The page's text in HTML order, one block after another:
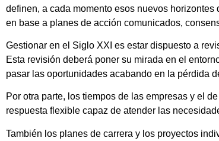
definen, a cada momento esos nuevos
en base a planes de acción comunicados,
Gestionar en el Siglo XXI es estar dispuesto a
Esta revisión deberá poner su mirada en el
pasar las oportunidades acabando en la pérdida
Por otra parte, los tiempos de las empresas y el
respuesta flexible capaz de atender las
También los planes de carrera y los proyectos